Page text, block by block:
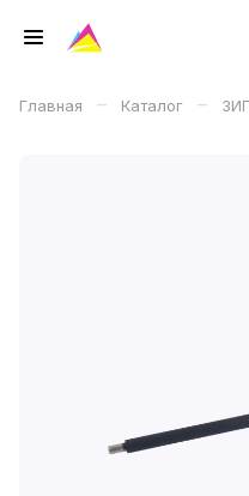
Главная – Каталог –